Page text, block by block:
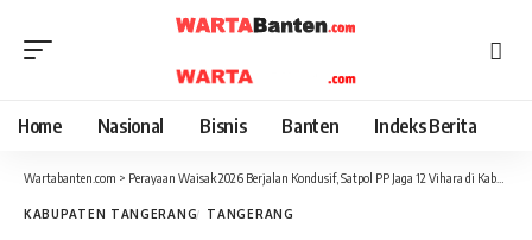
Home Nasional Bisnis Banten Indeks Berita
Wartabanten.com > Perayaan Waisak 2026 Berjalan Kondusif, Satpol PP Jaga 12 Vihara di Kabupaten Tangerang
KABUPATEN TANGERANG TANGERANG